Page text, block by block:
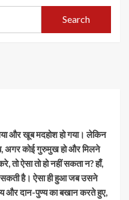
Search
और खूब मदहोश हो गया। लेकिन
अगर कोई गुरुमुख हो और मिलने
तो ऐसा तो हो नहीं सकता न? हाँ,
सकती है। ऐसा ही हुआ जब उसने
दान-पुण्य का बखान करते हुए,